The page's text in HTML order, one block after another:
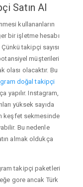
Satın Al
kullananların
bir işletme hesabı
takipçi sayısı
müşterileri
olası olacaktır. Bu
doğal takipçi
yapılır. Instagram,
yüksek sayıda
keşfet sekmesinde
Bu nedenle
almak oldukça
takipçi paketleri
gore ancak Türk